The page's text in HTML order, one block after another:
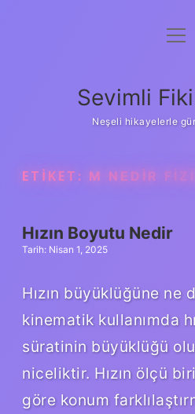
Anasayfa
Yasal
Sevimli
Neşeli hikayelerle
ETIKET: M NEDIR
Hızın Boyutu Nedir
Tarih: Nisan 1, 2025
Hızın büyüklüğüne ne
kinematik kullanımda
süratinin büyüklüğü
niceliktir. Hızın ölçü
göre konum